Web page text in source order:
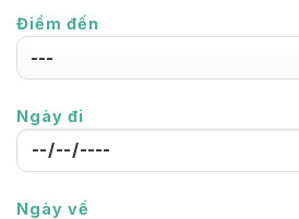
Điểm đến
Ngày đi
Ngày về